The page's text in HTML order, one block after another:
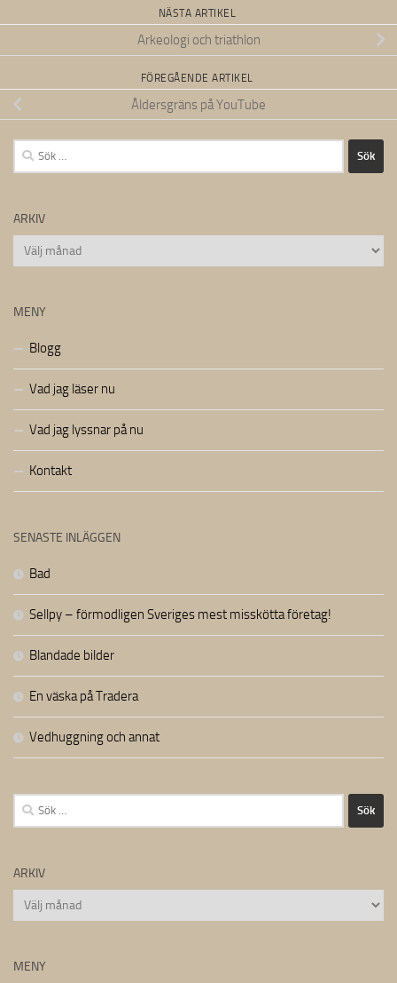
NÄSTA ARTIKEL
Arkeologi och triathlon
FÖREGÅENDE ARTIKEL
Åldersgräns på YouTube
Sök
efter:
ARKIV
Arkiv
MENY
Blogg
Vad jag läser nu
Vad jag lyssnar på nu
Kontakt
SENASTE INLÄGGEN
Bad
Sellpy – förmodligen Sveriges mest misskötta företag!
Blandade bilder
En väska på Tradera
Vedhuggning och annat
Sök
efter:
ARKIV
Arkiv
MENY